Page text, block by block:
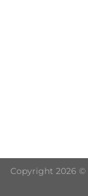
Copyright 2026 ©